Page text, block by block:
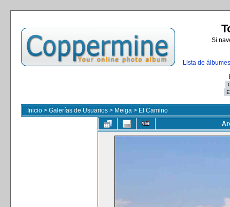
Si
Lista de álbumes
Inicio > Galerías de Usuarios > Meiga > El Camino